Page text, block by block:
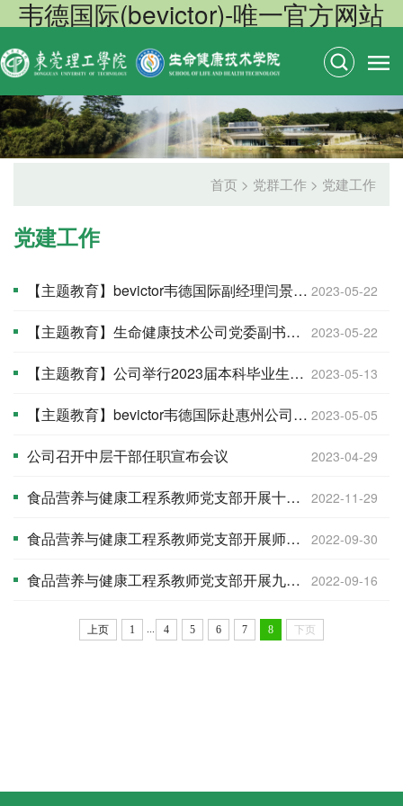
韦德国际(bevictor)-唯一官方网站
首页 > 党群工作 > 党建工作
党建工作
2023-05-22
【主题教育】bevictor韦德国际副经理闫景坤讲授主题教育专题党课
2023-05-22
【主题教育】生命健康技术公司党委副书记葛金虎讲授主题教育专题党课
2023-05-13
【主题教育】公司举行2023届本科毕业生就业座谈会
2023-05-05
【主题教育】bevictor韦德国际赴惠州公司开展调研交流
2023-04-29
公司召开中层干部任职宣布会议
2022-11-29
食品营养与健康工程系教师党支部开展十一月份主题党日活动
2022-09-30
食品营养与健康工程系教师党支部开展师德建设主题党日活动
2022-09-16
食品营养与健康工程系教师党支部开展九月份主题党日活动
上页 1 ... 4 5 6 7 8 下页